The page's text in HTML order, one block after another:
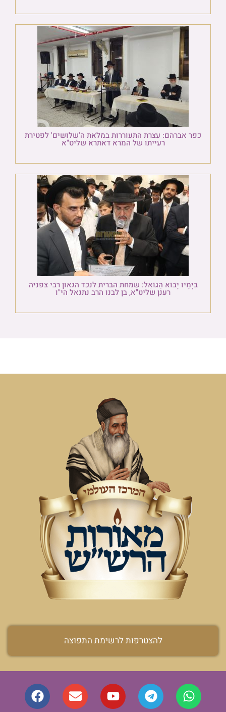
כפר אברהם: עצרת התעוררות במלאת ה'שלושים' לפטירת
רעייתו של המרא דאתרא שליט"א
בְּיָמָיו יָבוֹא הַגּוֹאֵל: שמחת הברית לנכד הגאון רבי צפניה
רענן שליט"א, בן לבנו הרב נתנאל הי"ו
להצטרפות לרשימת התפוצה